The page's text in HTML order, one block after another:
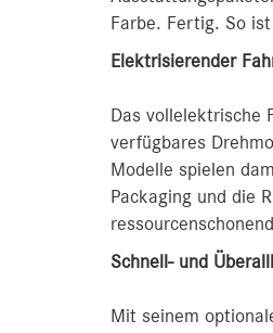
Farbe. Fertig. So
Elektrisierender
Das vollelektrische
verfügbares
Modelle spielen
Packaging und die
Schnell- und
Mit seinem